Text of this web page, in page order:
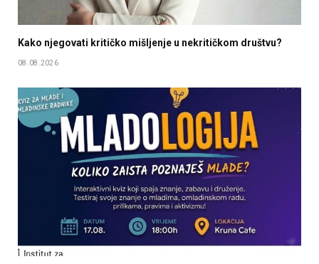
Kako njegovati kritičko mišljenje u nekritičkom društvu?
08.08.2026